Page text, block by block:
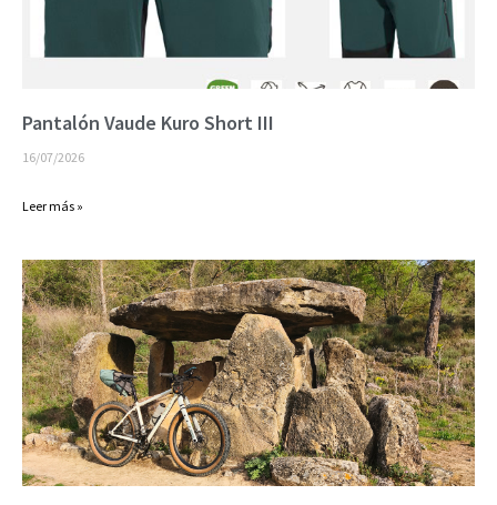
Pantalón Vaude Kuro Short III
16/07/2026
Leer más »